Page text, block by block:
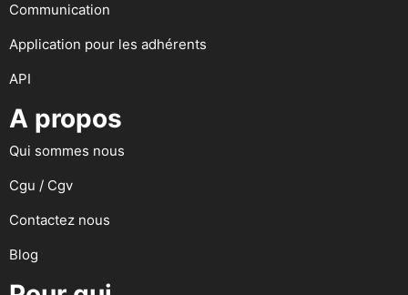
Communication
Application pour les adhérents
API
A propos
Qui sommes nous
Cgu / Cgv
Contactez nous
Blog